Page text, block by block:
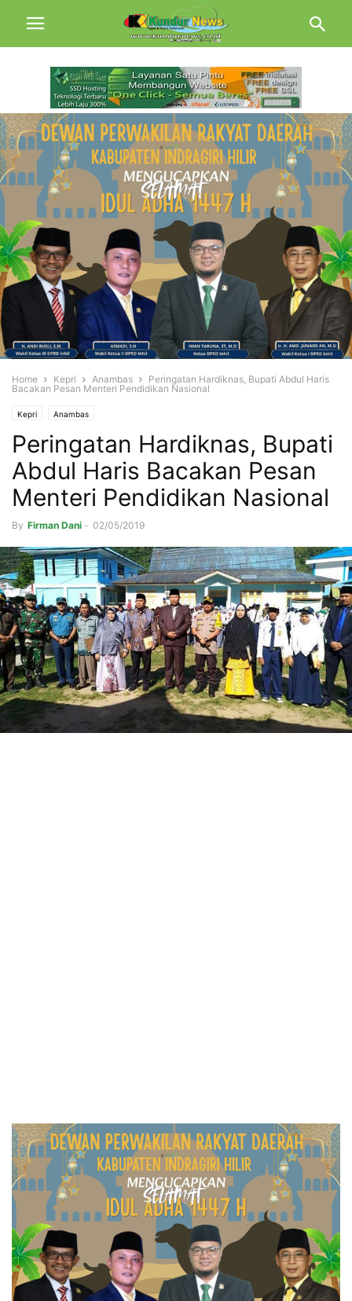
Home Kepri Anambas
Peringatan Hardiknas, Bupati Abdul Haris
Bacakan Pesan Menteri Pendidikan Nasional
Kepri Anambas
Peringatan Hardiknas, Bupati
Abdul Haris Bacakan Pesan
Menteri Pendidikan Nasional
By Firman Dani - 02/05/2019